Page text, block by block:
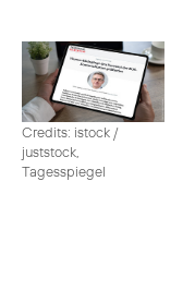
Credits: istock /
juststock,
Tagesspiegel